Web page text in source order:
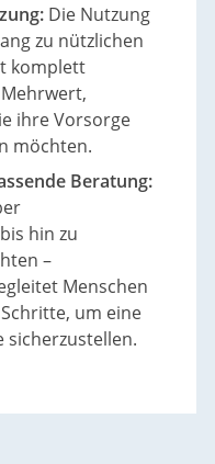
Die Nutzung
zu nützlichen
komplett
ihre Vorsorge
möchten.
Beratung:
hin zu
–
Menschen
um eine
sicherzustellen.